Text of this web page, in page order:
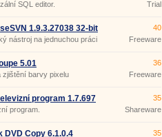
SQL editor.
Trial
1.9.3.27038 32-bit
nástroj na jednuchou práci
40
Freeware
5.01
zjištění barvy pixelu
36
Freeware
program 1.7.697
program.
35
Shareware
DVD Copy 6.1.0.4
35